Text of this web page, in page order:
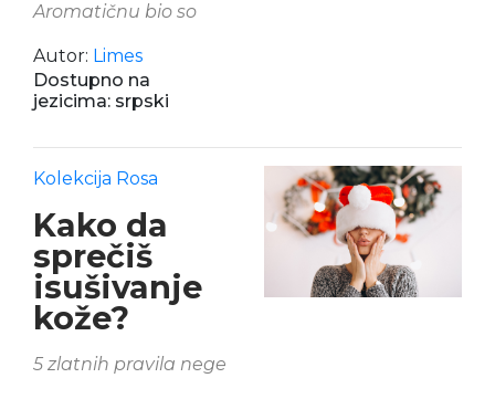
Aromatičnu bio so
Autor: Limes
Dostupno na
jezicima: srpski
Kolekcija Rosa
Kako da
sprečiš
isušivanje
kože?
5 zlatnih pravila nege